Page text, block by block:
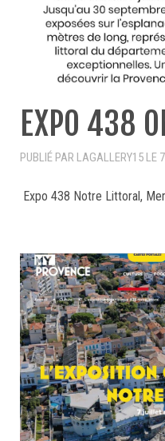
EXPO 438
PUBLIÉ PAR LAGALLERY15 LE
Expo 438 Notre Littoral,